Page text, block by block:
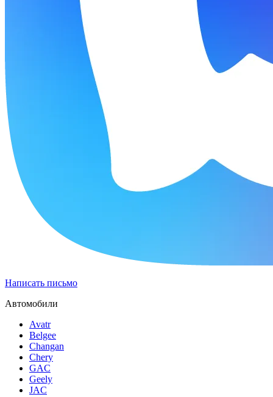
Написать письмо
Автомобили
Avatr
Belgee
Changan
Chery
GAC
Geely
JAC